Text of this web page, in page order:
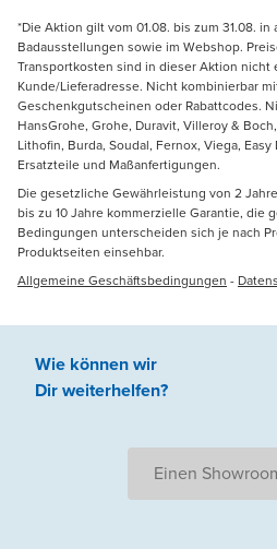
*Die Aktion gilt vom 01.08. bis zum 31.08.
Badausstellungen sowie im Webshop.
Transportkosten sind in dieser Aktion nicht
Kunde/Lieferadresse. Nicht kombinierbar
Geschenkgutscheinen oder Rabattcodes.
HansGrohe, Grohe, Duravit, Villeroy &
Lithofin, Burda, Soudal, Fernox, Viega,
Ersatzteile und Maßanfertigungen.
Die gesetzliche Gewährleistung von 2
bis zu 10 Jahre kommerzielle Garantie, die
Bedingungen unterscheiden sich je nach
Produktseiten einsehbar.
Allgemeine Geschäftsbedingungen -
Wie können wir
Dir weiterhelfen?
Einen